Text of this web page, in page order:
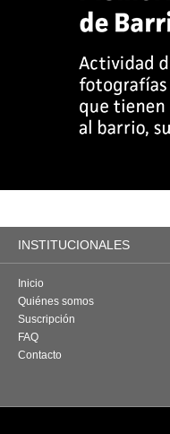
INSTITUCIONALES
Inicio
Quiénes somos
Suscripción
FAQ
Contacto